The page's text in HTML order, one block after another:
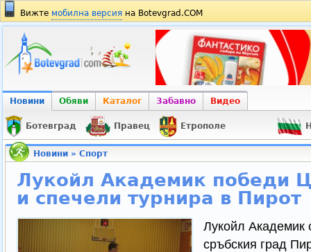
Вижте мобилна версия на Botevgrad.COM
Новини Обяви Каталог Забавно Видео
Ботевград Правец Етрополе
Новини» Спорт
Лукойл Академик победи
и спечели турнира в Пирот
Лукойл Академик
сръбския град